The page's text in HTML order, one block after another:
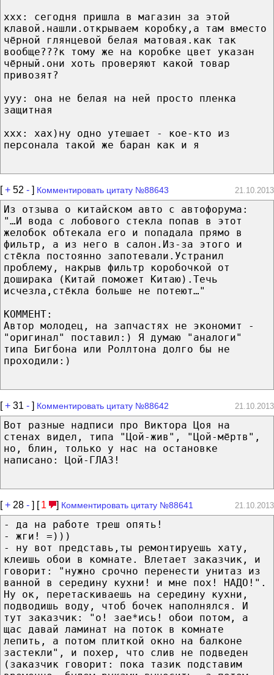
xxx: сегодня пришла в магазин за этой
клавой.нашли.открываем коробку,а там вместо
чёрной глянцевой белая матовая.как так
вообще???к тому же на коробке цвет указан
чёрный.они хоть проверяют какой товар
привозят?
yyy: она не белая на ней просто пленка
защитная
xxx: хах)ну одно утешает - кое-кто из
персонала такой же баран как и я
[+ 52 - ] Комментировать цитату №88643 21.10.2013
Из отзыва о китайском авто с автофорума:
"…И вода с лобового стекла попав в этот
желобок обтекала его и попадала прямо в
фильтр, а из него в салон.Из-за этого и
стёкла постоянно запотевали.Устранил
проблему, накрыв фильтр коробочкой от
доширака (Китай поможет Китаю).Течь
исчезла,стёкла больше не потеют…"
КОММЕНТ:
Автор молодец, на запчастях не экономит -
"оригинал" поставил:) Я думаю "аналоги"
типа Бигбона или Роллтона долго бы не
проходили:)
[+ 31 - ] Комментировать цитату №88642 21.10.2013
Вот разные надписи про Виктора Цоя на
стенах видел, типа "Цой-жив", "Цой-мёртв",
но, блин, только у нас на остановке
написано: Цой-ГЛАЗ!
[+ 28 - ] [ 1 ] Комментировать цитату №88641 21.10.2013
- да на работе треш опять!
- жги! =)))
- ну вот представь,ты ремонтируешь хату,
клеишь обои в комнате. Влетает заказчик, и
говорит: "нужно срочно перенести унитаз из
ванной в середину кухни! и мне пох! НАДО!".
Ну ок, перетаскиваешь на середину кухни,
подводишь воду, чтоб бочек наполнялся. И
тут заказчик: "о! зае*ись! обои потом, а
щас давай ламинат на поток в комнате
лепить, а потом плиткой окно на балконе
застекли", и похер, что слив не подведен
(заказчик говорит: пока тазик подставим